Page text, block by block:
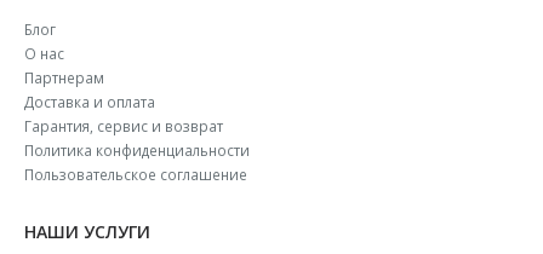
Блог
О нас
Партнерам
Доставка и оплата
Гарантия, сервис и возврат
Политика конфиденциальности
Пользовательское соглашение
НАШИ УСЛУГИ